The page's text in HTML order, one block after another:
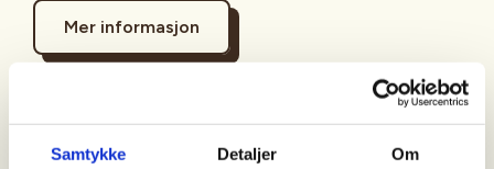
Samtykke Detaljer Om
Mer informasjon
Sted